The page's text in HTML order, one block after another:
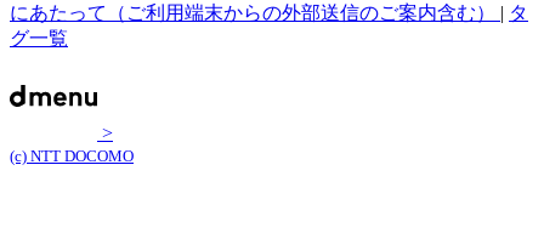
にあたって（ご利用端末からの外部送信のご案内含む） | タ
グ一覧
>
(c) NTT DOCOMO